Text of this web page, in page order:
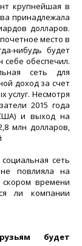
крупнейшая в
принадлежала
долларов.
место в
нибудь будет
себе обеспечил.
сеть для
доход за счет
услуг. Несмотря
2015 года
и выход на
млн долларов,
сеть
повлияла на
времени
ли компании
будет